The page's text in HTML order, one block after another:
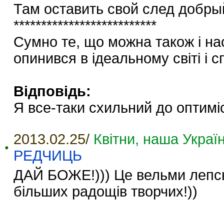
Там оставить свой след
**************************
Сумно те, що можна також і
опинився в ідеальному світі і
Відповідь:
Я все-таки схильний до
2013.02.25/ Квітни, наша
РЕДЧИЦЬ
ДАЙ БОЖЕ!))) Це вельми
більших радощів творчих!))